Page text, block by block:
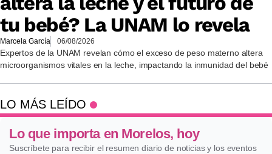
tu bebé? La UNAM lo revela
Marcela García 06/08/2026
Expertos de la UNAM revelan cómo el exceso de peso materno altera
microorganismos vitales en la leche, impactando la inmunidad del bebé
LO MÁS LEÍDO
Lo que importa en Morelos, hoy
Suscríbete para recibir el resumen diario de noticias y los eventos